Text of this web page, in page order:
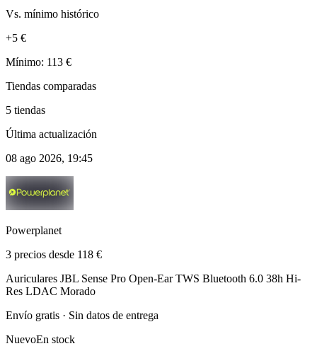
Vs. mínimo histórico
+5 €
Mínimo: 113 €
Tiendas comparadas
5 tiendas
Última actualización
08 ago 2026, 19:45
Powerplanet
3 precios desde 118 €
Auriculares JBL Sense Pro Open-Ear TWS Bluetooth 6.0 38h Hi-
Res LDAC Morado
Envío gratis · Sin datos de entrega
NuevoEn stock